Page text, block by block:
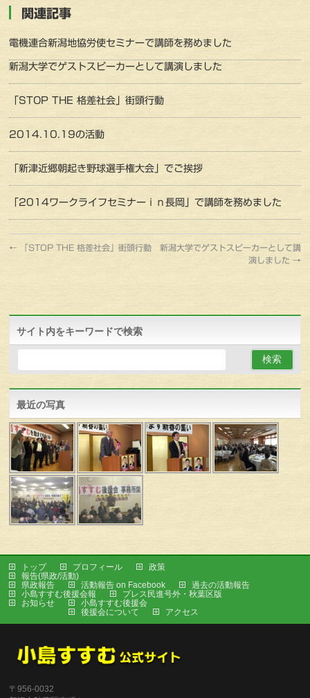
関連記事
電機連合新潟地協労使セミナーで講師を務めました
新潟大学でゲストスピーカーとして講演しました
「STOP THE 格差社会」街頭行動
2014.10.19の活動
「新津近郷朝起き野球選手権大会」でご挨拶
「2014ワークライフセミナーｉｎ長岡」で講師を務めました
←「STOP THE 格差社会」街頭行動
新潟大学でゲストスピーカーとして講
演しました→
サイト内をキーワードで検索
最近の写真
トップ プロフィール
政策
報告(県政/活動)
県政報告
活動報告 on Facebook
過去の活動報告
小島すすむ後援会報
プレス民進号外・秋葉区版
お知らせ
小島すすむ後援会
後援会について
アクセス
〒956-0032